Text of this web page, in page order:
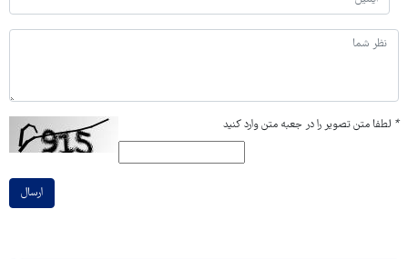
* لطفا متن تصویر را در جعبه متن وارد کنید
ارسال